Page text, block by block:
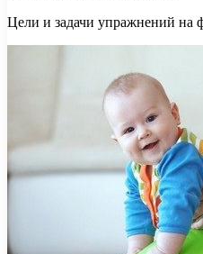
Цели и задачи упражнений на